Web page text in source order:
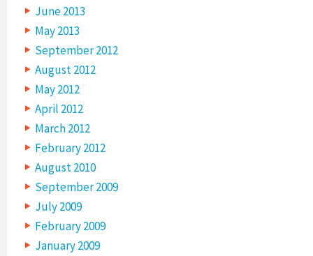
June 2013
May 2013
September 2012
August 2012
May 2012
April 2012
March 2012
February 2012
August 2010
September 2009
July 2009
February 2009
January 2009